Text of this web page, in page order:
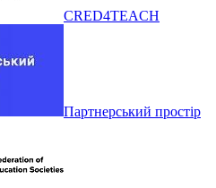
CRED4TEACH
Партнерський простір